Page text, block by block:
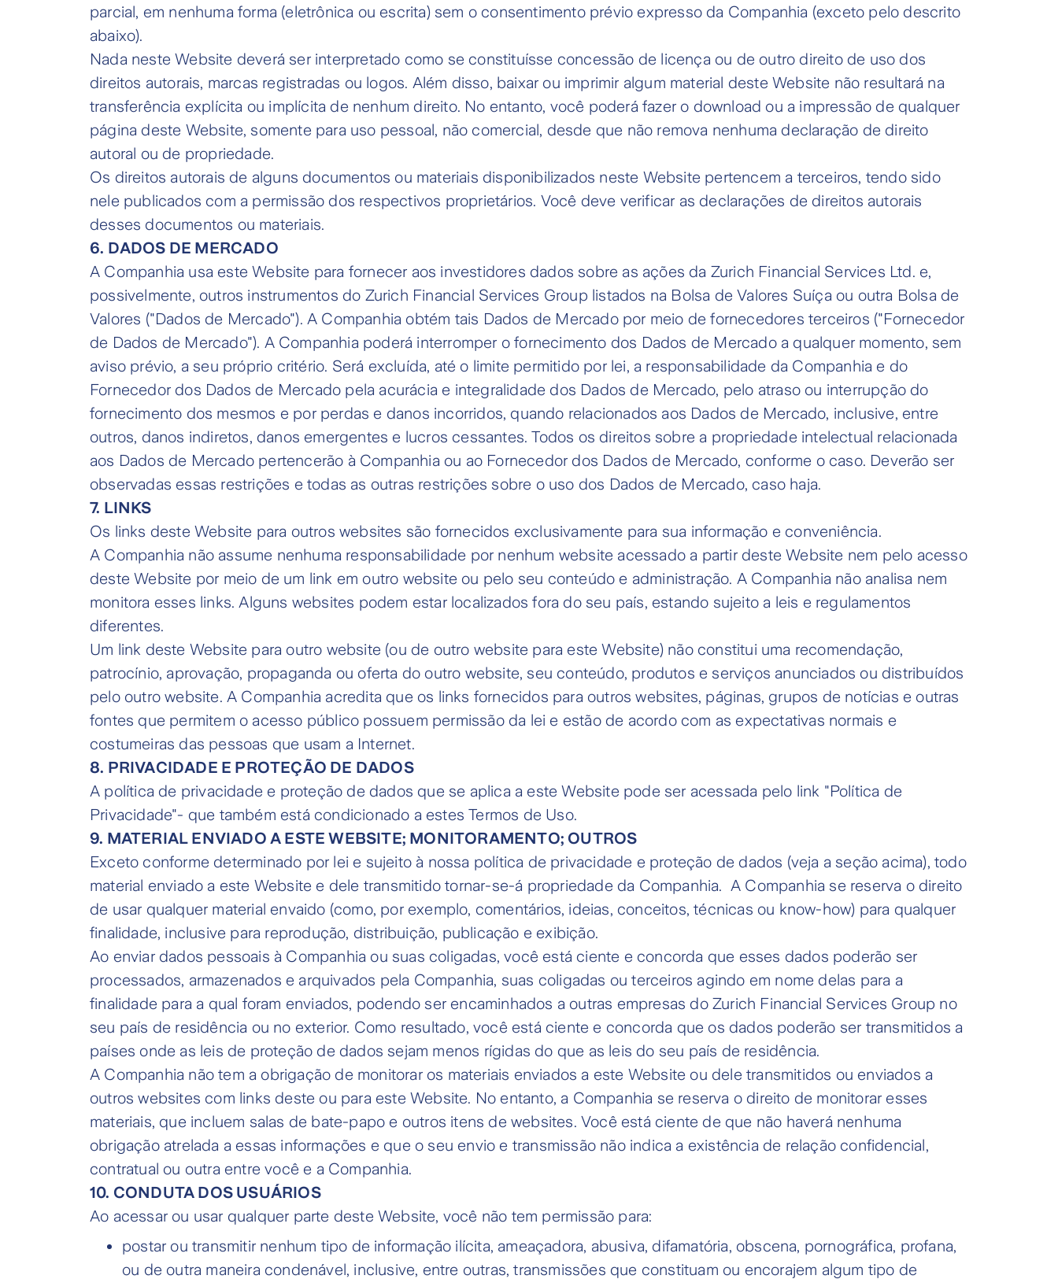
parcial, em nenhuma forma (eletrônica ou escrita) sem o consentimento prévio expresso da Companhia (exceto pelo descrito
abaixo).
Nada neste Website deverá ser interpretado como se constituísse concessão de licença ou de outro direito de uso dos
direitos autorais, marcas registradas ou logos. Além disso, baixar ou imprimir algum material deste Website não resultará na
transferência explícita ou implícita de nenhum direito. No entanto, você poderá fazer o download ou a impressão de qualquer
página deste Website, somente para uso pessoal, não comercial, desde que não remova nenhuma declaração de direito
autoral ou de propriedade.
Os direitos autorais de alguns documentos ou materiais disponibilizados neste Website pertencem a terceiros, tendo sido
nele publicados com a permissão dos respectivos proprietários. Você deve verificar as declarações de direitos autorais
desses documentos ou materiais.
6. DADOS DE MERCADO
A Companhia usa este Website para fornecer aos investidores dados sobre as ações da Zurich Financial Services Ltd. e,
possivelmente, outros instrumentos do Zurich Financial Services Group listados na Bolsa de Valores Suíça ou outra Bolsa de
Valores ("Dados de Mercado"). A Companhia obtém tais Dados de Mercado por meio de fornecedores terceiros ("Fornecedor
de Dados de Mercado"). A Companhia poderá interromper o fornecimento dos Dados de Mercado a qualquer momento, sem
aviso prévio, a seu próprio critério. Será excluída, até o limite permitido por lei, a responsabilidade da Companhia e do
Fornecedor dos Dados de Mercado pela acurácia e integralidade dos Dados de Mercado, pelo atraso ou interrupção do
fornecimento dos mesmos e por perdas e danos incorridos, quando relacionados aos Dados de Mercado, inclusive, entre
outros, danos indiretos, danos emergentes e lucros cessantes. Todos os direitos sobre a propriedade intelectual relacionada
aos Dados de Mercado pertencerão à Companhia ou ao Fornecedor dos Dados de Mercado, conforme o caso. Deverão ser
observadas essas restrições e todas as outras restrições sobre o uso dos Dados de Mercado, caso haja.
7. LINKS
Os links deste Website para outros websites são fornecidos exclusivamente para sua informação e conveniência.
A Companhia não assume nenhuma responsabilidade por nenhum website acessado a partir deste Website nem pelo acesso
deste Website por meio de um link em outro website ou pelo seu conteúdo e administração. A Companhia não analisa nem
monitora esses links. Alguns websites podem estar localizados fora do seu país, estando sujeito a leis e regulamentos
diferentes.
Um link deste Website para outro website (ou de outro website para este Website) não constitui uma recomendação,
patrocínio, aprovação, propaganda ou oferta do outro website, seu conteúdo, produtos e serviços anunciados ou distribuídos
pelo outro website. A Companhia acredita que os links fornecidos para outros websites, páginas, grupos de notícias e outras
fontes que permitem o acesso público possuem permissão da lei e estão de acordo com as expectativas normais e
costumeiras das pessoas que usam a Internet.
8. PRIVACIDADE E PROTEÇÃO DE DADOS
A política de privacidade e proteção de dados que se aplica a este Website pode ser acessada pelo link "Política de
Privacidade"- que também está condicionado a estes Termos de Uso.
9. MATERIAL ENVIADO A ESTE WEBSITE; MONITORAMENTO; OUTROS
Exceto conforme determinado por lei e sujeito à nossa política de privacidade e proteção de dados (veja a seção acima), todo
material enviado a este Website e dele transmitido tornar-se-á propriedade da Companhia. A Companhia se reserva o direito
de usar qualquer material envaido (como, por exemplo, comentários, ideias, conceitos, técnicas ou know-how) para qualquer
finalidade, inclusive para reprodução, distribuição, publicação e exibição.
Ao enviar dados pessoais à Companhia ou suas coligadas, você está ciente e concorda que esses dados poderão ser
processados, armazenados e arquivados pela Companhia, suas coligadas ou terceiros agindo em nome delas para a
finalidade para a qual foram enviados, podendo ser encaminhados a outras empresas do Zurich Financial Services Group no
seu país de residência ou no exterior. Como resultado, você está ciente e concorda que os dados poderão ser transmitidos a
países onde as leis de proteção de dados sejam menos rígidas do que as leis do seu país de residência.
A Companhia não tem a obrigação de monitorar os materiais enviados a este Website ou dele transmitidos ou enviados a
outros websites com links deste ou para este Website. No entanto, a Companhia se reserva o direito de monitorar esses
materiais, que incluem salas de bate-papo e outros itens de websites. Você está ciente de que não haverá nenhuma
obrigação atrelada a essas informações e que o seu envio e transmissão não indica a existência de relação confidencial,
contratual ou outra entre você e a Companhia.
10. CONDUTA DOS USUÁRIOS
Ao acessar ou usar qualquer parte deste Website, você não tem permissão para:
postar ou transmitir nenhum tipo de informação ilícita, ameaçadora, abusiva, difamatória, obscena, pornográfica, profana,
ou de outra maneira condenável, inclusive, entre outras, transmissões que constituam ou encorajem algum tipo de